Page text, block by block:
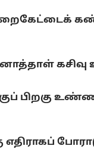
பிறகு
எதிராகப்